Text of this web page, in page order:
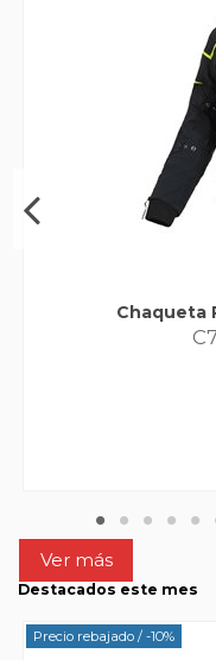
Chaqueta
Ver más
Destacados este mes
Precio rebajado/ -10%